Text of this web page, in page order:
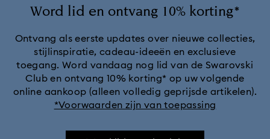
Word lid en ontvang 10% korting*
Ontvang als eerste updates over nieuwe collecties,
stijlinspiratie, cadeau-ideeën en exclusieve
toegang. Word vandaag nog lid van de Swarovski
Club en ontvang 10% korting* op uw volgende
online aankoop (alleen volledig geprijsde artikelen).
*Voorwaarden zijn van toepassing